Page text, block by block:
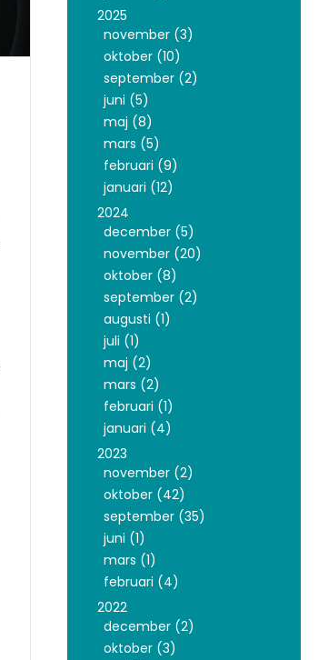
2025
november (3)
oktober (10)
september (2)
juni (5)
maj (8)
mars (5)
februari (9)
januari (12)
2024
december (5)
november (20)
oktober (8)
september (2)
augusti (1)
juli (1)
maj (2)
mars (2)
februari (1)
januari (4)
2023
november (2)
oktober (42)
september (35)
juni (1)
mars (1)
februari (4)
2022
december (2)
oktober (3)